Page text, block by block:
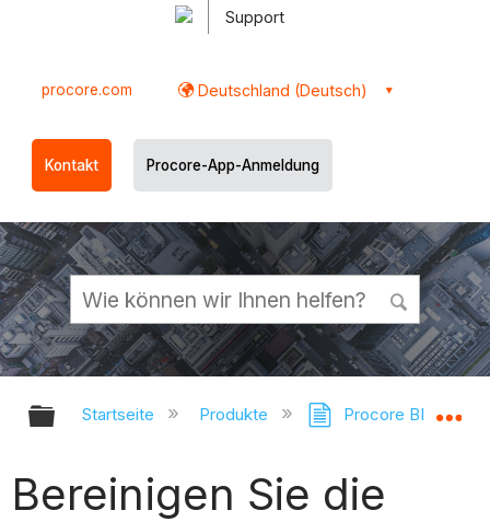
Support
procore.com Deutschland (Deutsch)
Kontakt Procore-App-Anmeldung
Globale Hierarchie auf- und
Startseite Produkte Procore BIM-
Bereinigen Sie die